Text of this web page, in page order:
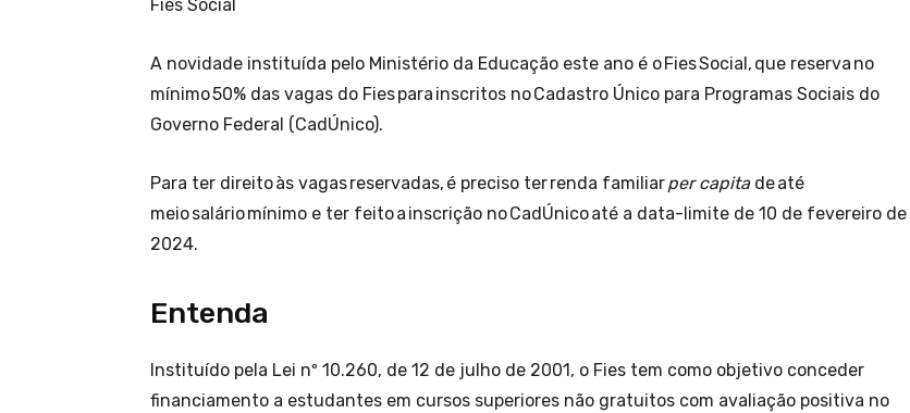
Fies Social
A novidade instituída pelo Ministério da Educação este ano é o Fies Social, que reserva no
mínimo 50% das vagas do Fies para inscritos no Cadastro Único para Programas Sociais do
Governo Federal (CadÚnico).
Para ter direito às vagas reservadas, é preciso ter renda familiarper capitade até
meio salário mínimo e ter feito a inscrição no CadÚnico até a data-limite de 10 de fevereiro de
2024.
Entenda
Instituído pela Lei nº 10.260, de 12 de julho de 2001, o Fies tem como objetivo conceder
financiamento a estudantes em cursos superiores não gratuitos com avaliação positiva no